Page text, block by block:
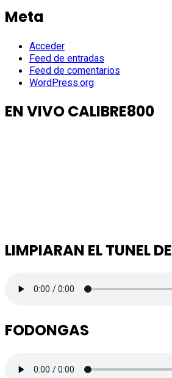
Meta
Acceder
Feed de entradas
Feed de comentarios
WordPress.org
EN VIVO CALIBRE800
LIMPIARAN EL TUNEL
FODONGAS